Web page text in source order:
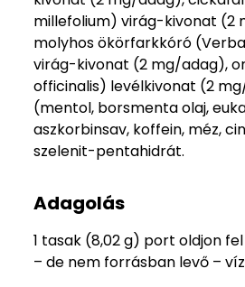
millefolium) virág-kivonat (2
molyhos ökörfarkkóró
virág-kivonat (2 mg/adag),
officinalis) levélkivonat (2
(mentol, borsmenta olaj,
aszkorbinsav, koffein, méz,
szelenit-pentahidrát.
Adagolás
1 tasak (8,02 g) port oldjon
– de nem forrásban levő –